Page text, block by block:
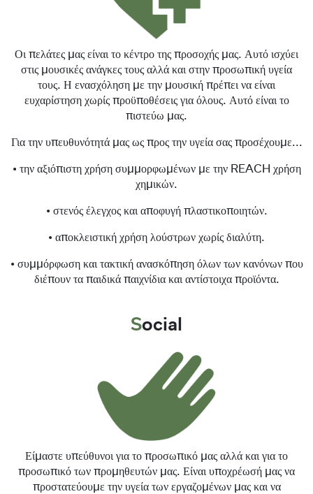
Οι πελάτες μας είναι το κέντρο της προσοχής μας. Αυτό ισχύει
στις μουσικές ανάγκες τους αλλά και στην προσωπική υγεία
τους. Η ενασχόληση με την μουσική πρέπει να είναι
ευχαρίστηση χωρίς προϋποθέσεις για όλους. Αυτό είναι το
πιστεύω μας.
Για την υπευθυνότητά μας ως προς την υγεία σας προσέχουμε...
• την αξιόπιστη χρήση συμμορφωμένων με την REACH χρήση
χημικών.
• στενός έλεγχος και αποφυγή πλαστικοποιητών.
• αποκλειστική χρήση λούστρων χωρίς διαλύτη.
• συμμόρφωση και τακτική ανασκόπηση όλων των κανόνων που
διέπουν τα παιδικά παιχνίδια και αντίστοιχα προϊόντα.
Social
Είμαστε υπεύθυνοι για το προσωπικό μας αλλά και για το
προσωπικό των προμηθευτών μας. Είναι υποχρέωσή μας να
προστατεύουμε την υγεία των εργαζομένων μας και να